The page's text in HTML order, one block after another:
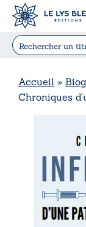
Accueil »
Chroniques